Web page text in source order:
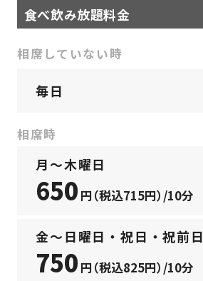
食べ飲み放題料金
相席していない時
毎日
相席時
月〜木曜日
650 円（税込715円）/10分
金〜日曜日・祝日・祝前日
750 円（税込825円）/10分